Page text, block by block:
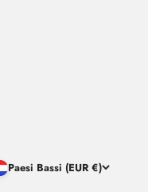
Paesi Bassi (EUR €)